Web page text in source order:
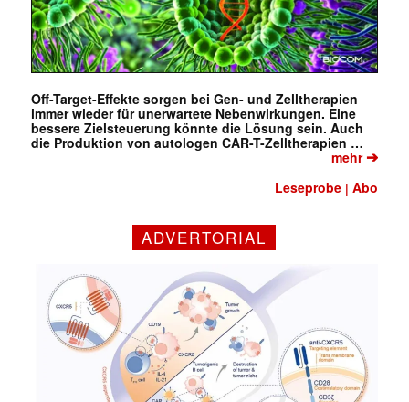
Off-Target-Effekte sorgen bei Gen- und Zelltherapien
immer wieder für unerwartete Nebenwirkungen. Eine
bessere Zielsteuerung könnte die Lösung sein. Auch
die Produktion von autologen CAR-T-Zelltherapien …
mehr➔
Leseprobe |Abo
ADVERTORIAL